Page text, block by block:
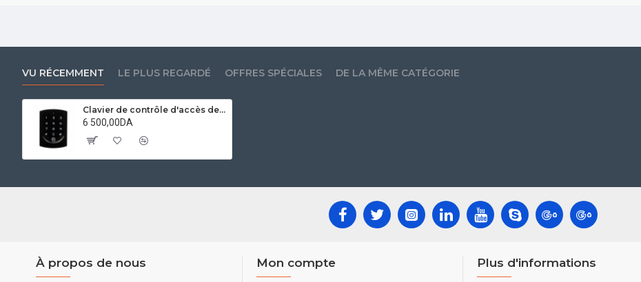
VU RÉCEMMENT LE PLUS REGARDÉ OFFRES SPÉCIALES DE LA MÊME CATÉGORIE
Clavier de contrôle d'accès de Porte 125 Khz
6 500,00DA
À propos de nous Mon compte Plus d'informations